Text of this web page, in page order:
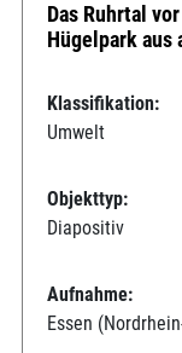
Das Ruhrtal
Hügelpark aus
Klassifikation:
Umwelt
Objekttyp:
Diapositiv
Aufnahme:
Essen